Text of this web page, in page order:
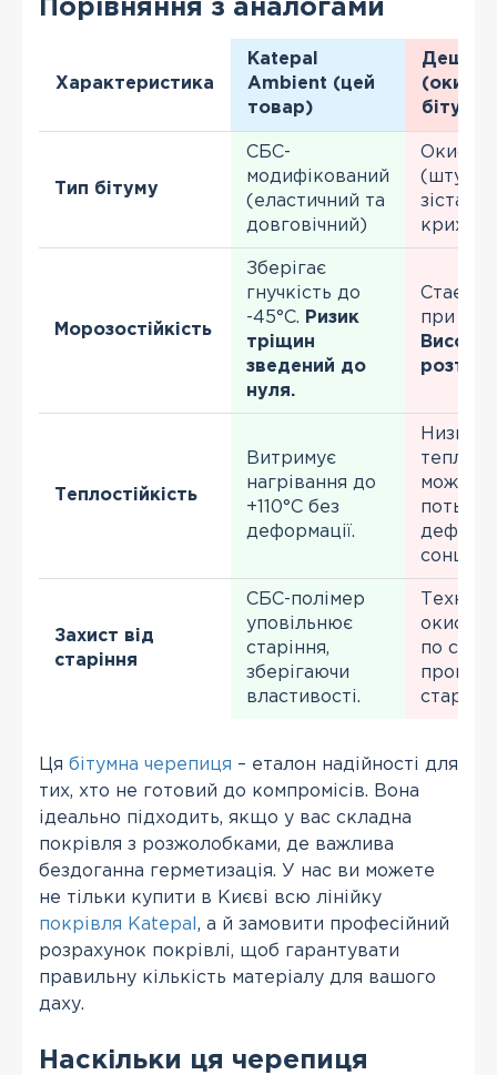
Порівняння з аналогами
Характеристика
Katepal
Ambient (цей
товар)
Дешеві
бітум)
Тип бітуму
СБС-
модифікований
(еластичний та
довговічний)
(штучно
Морозостійкість
Зберігає
гнучкість до
-45°С. Ризик
тріщин
зведений до
нуля.
Стає
при 0°С
Теплостійкість
Витримує
нагрівання до
+110°С без
деформації.
Низька
можливі
сонці.
Захист від
старіння
СБС-полімер
уповільнює
старіння,
зберігаючи
властивості.
по собі
Ця бітумна черепиця – еталон надійності для
тих, хто не готовий до компромісів. Вона
ідеально підходить, якщо у вас складна
покрівля з розжолобками, де важлива
бездоганна герметизація. У нас ви можете
не тільки купити в Києві всю лінійку
покрівля Katepal , а й замовити професійний
розрахунок покрівлі, щоб гарантувати
правильну кількість матеріалу для вашого
даху.
Наскільки ця черепиця